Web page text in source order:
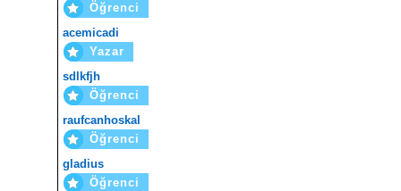
Öğrenci
acemicadi
Yazar
sdlkfjh
Öğrenci
raufcanhoskal
Öğrenci
gladius
Öğrenci